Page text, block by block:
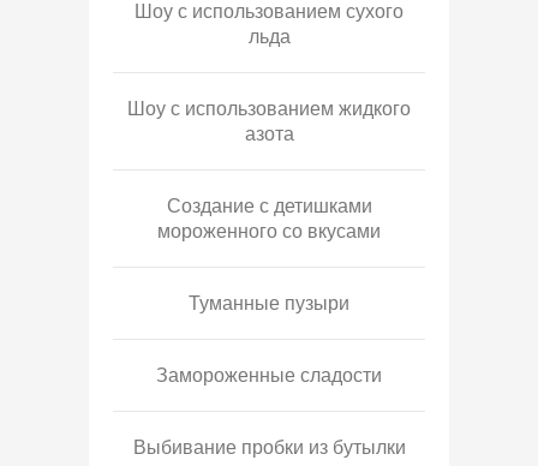
Шоу с использованием сухого
льда
Шоу с использованием жидкого
азота
Создание с детишками
мороженного со вкусами
Туманные пузыри
Замороженные сладости
Выбивание пробки из бутылки